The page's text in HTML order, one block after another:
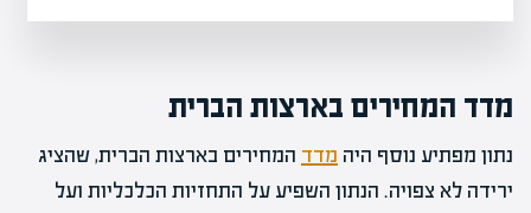
מדד המחירים בארצות הברית
נתון מפתיע נוסף היה מדד המחירים בארצות הברית, שהציג
ירידה לא צפויה. הנתון השפיע על התחזיות הכלכליות ועל